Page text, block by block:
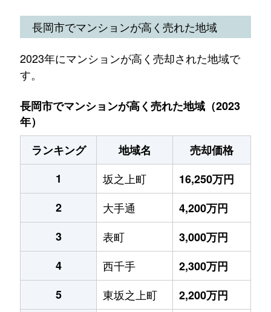
長岡市でマンションが高く売れた地域
2023年にマンションが高く売却された地域で
す。
長岡市でマンションが高く売れた地域（2023
年）
ランキング
地域名
売却価格
1
坂之上町
16,250万円
2
大手通
4,200万円
3
表町
3,000万円
4
西千手
2,300万円
5
東坂之上町
2,200万円